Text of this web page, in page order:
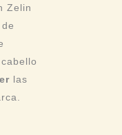
Zelin
las